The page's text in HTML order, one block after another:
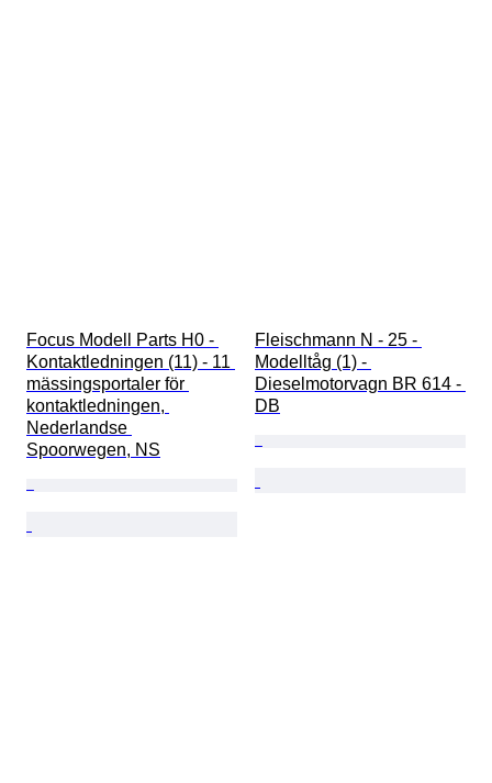
Focus Modell Parts H0 -
Kontaktledningen (11) - 11
mässingsportaler för
kontaktledningen,
Nederlandse
Spoorwegen, NS
Fleischmann N - 25 -
Modelltåg (1) -
Dieselmotorvagn BR 614 -
DB